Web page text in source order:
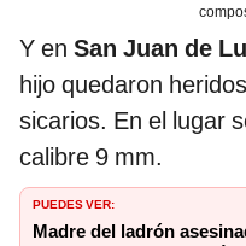
Y en San Juan de
hijo quedaron
sicarios. En el lugar
calibre 9 mm.
PUEDES VER:
Madre del ladrón